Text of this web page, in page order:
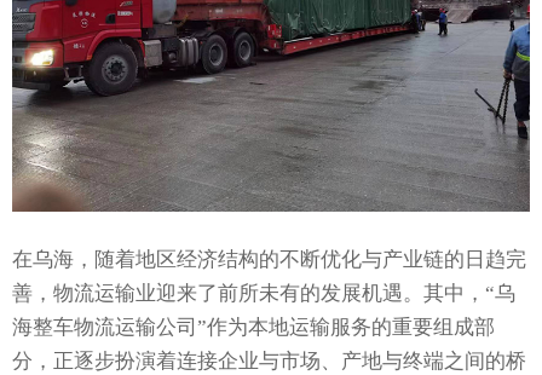
在乌海，随着地区经济结构的不断优化与产业链的日趋完
善，物流运输业迎来了前所未有的发展机遇。其中，“乌
海整车物流运输公司”作为本地运输服务的重要组成部
分，正逐步扮演着连接企业与市场、产地与终端之间的桥